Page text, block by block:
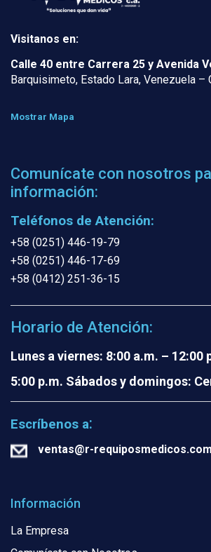
Visitanos en:
Calle 40 entre Carrera 25 y Avenida
Barquisimeto, Estado Lara, Venezuela
Mostrar Mapa
Comunícate con nosotros
información:
Teléfonos de Atención:
+58 (0251) 446-19-79
+58 (0251) 446-17-69
+58 (0412) 251-36-15
Horario de Atención:
Lunes a viernes: 8:00 a.m. – 12:00
5:00 p.m. Sábados y domingos:
Escríbenos a:
ventas@r-requiposmedicos.com
Información
La Empresa